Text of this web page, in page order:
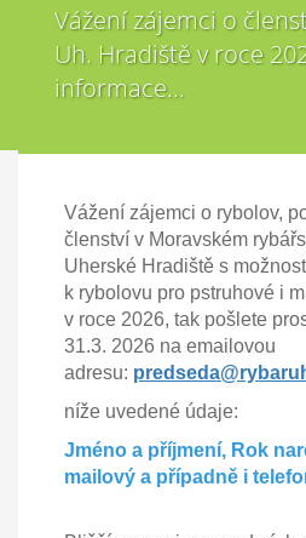
Vážení zájemci o
Uh. Hradiště v roce
informace...
Vážení zájemci o rybolov,
členství v Moravském
Uherské Hradiště s
k rybolovu pro pstruhové i
v roce 2026, tak pošlete
31.3. 2026 na emailovou
adresu:
níže uvedené údaje:
Jméno a příjmení, Rok
mailový a případně i